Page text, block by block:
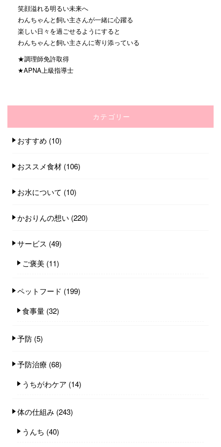
笑顔溢れる明るい未来へ
わんちゃんと飼い主さんが一緒に心躍る
楽しい日々を過ごせるようにすると
わんちゃんと飼い主さんに寄り添っている
★調理師免許取得
★APNA上級指導士
カテゴリー
おすすめ (10)
おススメ食材 (106)
お水について (10)
かおりんの想い (220)
サービス (49)
ご褒美 (11)
ペットフード (199)
食事量 (32)
予防 (5)
予防治療 (68)
うちがわケア (14)
体の仕組み (243)
うんち (40)